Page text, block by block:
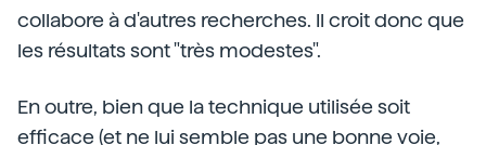
collabore à d'autres recherches. Il croit donc que
les résultats sont "très modestes".
En outre, bien que la technique utilisée soit
efficace (et ne lui semble pas une bonne voie,